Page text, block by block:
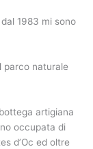
1983 mi sono
parco naturale
artigiana
occupata di
d’Oc ed oltre